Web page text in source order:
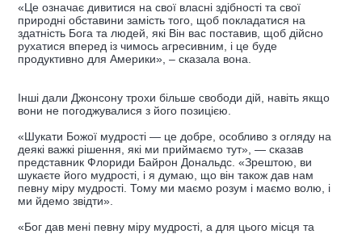
«Це означає дивитися на свої власні здібності та свої
природні обставини замість того, щоб покладатися на
здатність Бога та людей, які Він вас поставив, щоб дійсно
рухатися вперед із чимось агресивним, і це буде
продуктивно для Америки», – сказала вона.
Інші дали Джонсону трохи більше свободи дій, навіть якщо
вони не погоджувалися з його позицією.
«Шукати Божої мудрості — це добре, особливо з огляду на
деякі важкі рішення, які ми приймаємо тут», — сказав
представник Флориди Байрон Дональдс. «Зрештою, ви
шукаєте його мудрості, і я думаю, що він також дав нам
певну міру мудрості. Тому ми маємо розум і маємо волю, і
ми йдемо звідти».
«Бог дав мені певну міру мудрості, а для цього місця та